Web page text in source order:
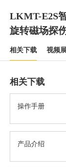
LKMT-E2S
旋转磁场探
相关下载 视频
相关下载
操作手册
产品介绍